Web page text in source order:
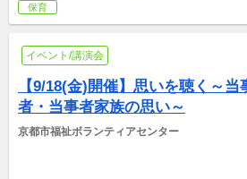
保育
イベント/講演会
【9/18(金)開催】思いを聴く～当
者・当事者家族の思い～
京都市福祉ボランティアセンター